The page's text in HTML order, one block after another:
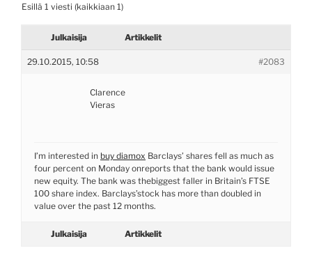
Esillä 1 viesti (kaikkiaan 1)
Julkaisija Artikkelit
29.10.2015, 10:58 #2083
Clarence
Vieras
I’m interested in buy diamox Barclays’ shares fell as much as
four percent on Monday onreports that the bank would issue
new equity. The bank was thebiggest faller in Britain’s FTSE
100 share index. Barclays’stock has more than doubled in
value over the past 12 months.
Julkaisija Artikkelit